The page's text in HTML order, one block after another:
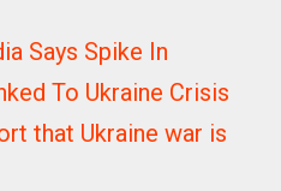
Says Spike In
To Ukraine Crisis
that Ukraine war is